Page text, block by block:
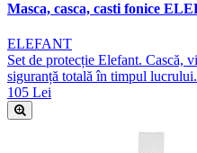
Masca, casca, casti fonice
ELEFANT
Set de protecție Elefant. Cască,
siguranță totală în timpul lucrului.
105 Lei